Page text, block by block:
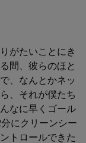
がたいことにき
間、彼らのほと
、なんとかネッ
、それが僕たち
なに早くゴール
にクリーンシー
トロールできた